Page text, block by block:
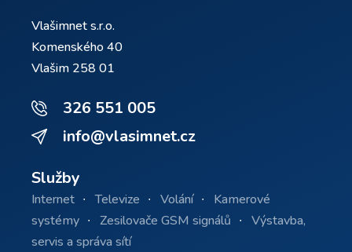
Vlašimnet s.r.o.
Komenského 40
Vlašim 258 01
326 551 005
info@vlasimnet.cz
Služby
Internet Televize Volání
Kamerové
systémy
Zesilovače GSM signálů
Výstavba,
servis a správa sítí